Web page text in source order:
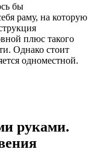
бы
раму, на которую
плюс такого
Однако стоит
одноместной.
руками.